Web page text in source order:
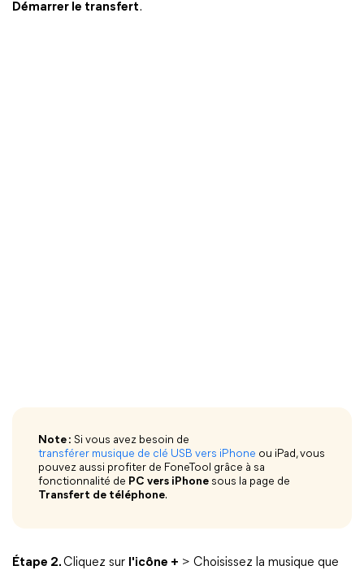
Démarrer le transfert.
Note : Si vous avez besoin de
transférer musique de clé USB vers iPhone ou iPad, vous
pouvez aussi profiter de FoneTool grâce à sa
fonctionnalité de PC vers iPhone sous la page de
Transfert de téléphone.
Étape 2.Cliquez sur l'icône + > Choisissez la musique que